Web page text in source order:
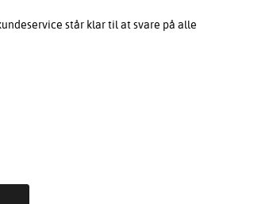
står klar til at svare på alle